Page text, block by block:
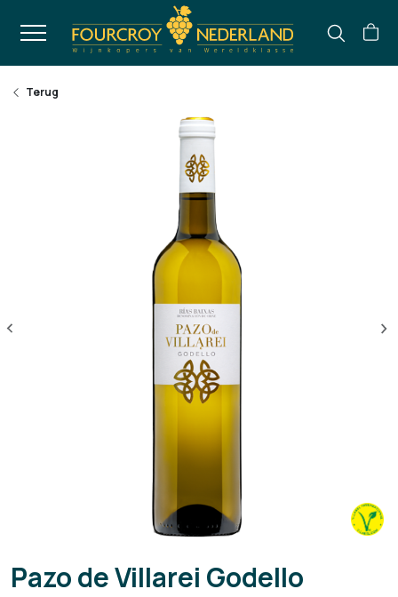
Terug
Pazo de Villarei Godello